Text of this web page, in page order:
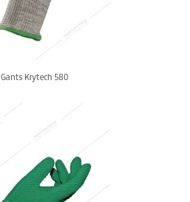
Gants Krytech 580